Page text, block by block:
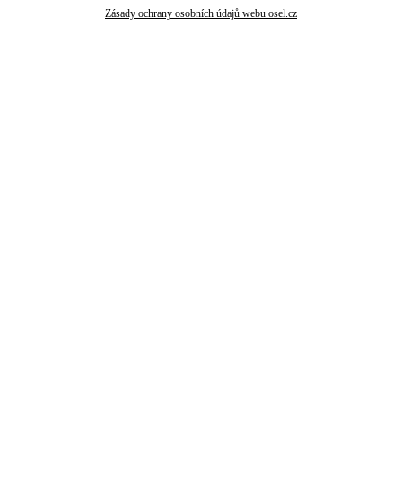
Zásady ochrany osobních údajů webu osel.cz